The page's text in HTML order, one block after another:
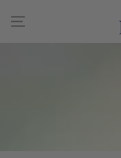
ALL'ARTICOLO